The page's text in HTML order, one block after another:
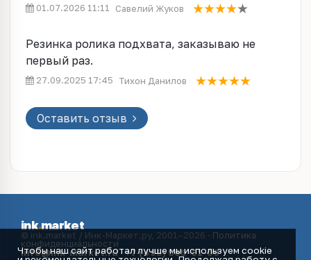
01.07.2026 11:11 Савелий Жуков
Резинка ролика подхвата, заказываю не
первый раз.
27.09.2025 17:45 Тихон Данилов
Оставить отзыв
ink.market
© ink.market / Инк-Маркет.ру, 2001–2026 · Политика
конфиденциальности
info@ink-market.ru·+7 (495) 565-31-09
Чтобы наш сайт работал лучше мы используем cookie